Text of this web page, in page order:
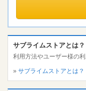
サブライムストアとは？
利用方法やユーザー様の
» サブライムストアとは？